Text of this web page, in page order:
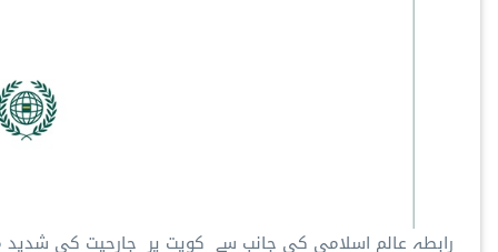
رابطہ عالم اسلامی کی جانب سے کویت پر جارحیت کی